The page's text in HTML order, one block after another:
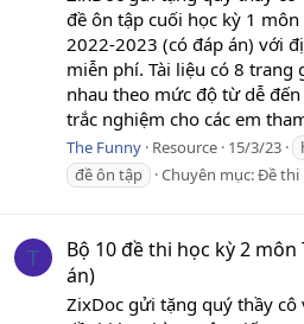
đề ôn tập cuối học kỳ 1
2022-2023 (có đáp án) với
miễn phí. Tài liệu có 8 trang
nhau theo mức độ từ dễ
trắc nghiệm cho các em
The Funny Resource 15/3/23
đề ôn tập
Chuyên mục:Đề thi
T
Bộ 10 đề thi học kỳ 2 môn
án)
ZixDoc gửi tặng quý thầy cô